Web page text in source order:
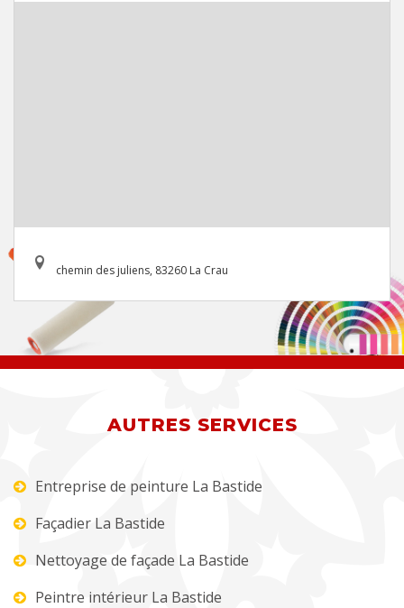
chemin des juliens, 83260 La Crau
AUTRES SERVICES
Entreprise de peinture La Bastide
Façadier La Bastide
Nettoyage de façade La Bastide
Peintre intérieur La Bastide